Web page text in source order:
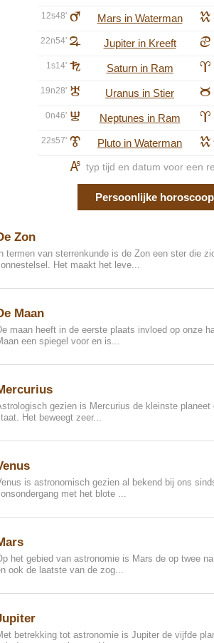
12s48' E Mars in Waterman k
22n54' F Jupiter in Kreeft d
1s14' G Saturn in Ram a
19n28' H Uranus in Stier b
0n46' I Neptunes in Ram a
22s57' J Pluto in Waterman k
K typ tijd en datum voor een
Persoonlijke horoscoop
Zon
In termen van sterrenkunde is de Zon een ster die
Het maakt het leve...
Maan
maan heeft in de eerste plaats invloed op onze
een spiegel voor en is...
gezien is Mercurius de kleinste
Het beweegt zeer...
is astronomisch gezien al bekend bij ons
met het blote ...
het gebied van astronomie is Mars de op twee
ook de laatste van de zog...
betrekking tot astronomie is Jupiter de vijfde